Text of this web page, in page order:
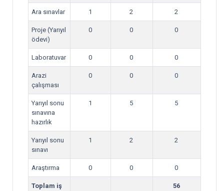
Ara sınavlar 1 2 2
Proje (Yarıyıl
ödevi)
0 0 0
Laboratuvar 0 0 0
Arazi
çalışması
0 0 0
Yarıyıl sonu
sınavına
hazırlık
1 5 5
Yarıyıl sonu
sınavı
1 2 2
Araştırma 0 0 0
Toplam iş
56